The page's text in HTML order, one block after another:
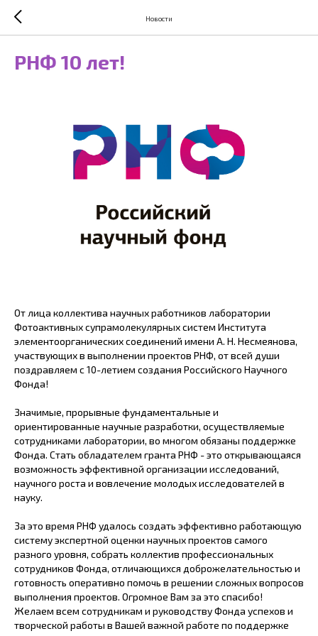
Новости
РНФ 10 лет!
От лица коллектива научных работников лаборатории
Фотоактивных супрамолекулярных систем Института
элементоорганических соединений имени А. Н. Несмеянова,
участвующих в выполнении проектов РНФ, от всей души
поздравляем с 10-летием создания Российского Научного
Фонда!
Значимые, прорывные фундаментальные и
ориентированные научные разработки, осуществляемые
сотрудниками лаборатории, во многом обязаны поддержке
Фонда. Стать обладателем гранта РНФ - это открывающаяся
возможность эффективной организации исследований,
научного роста и вовлечение молодых исследователей в
науку.
За это время РНФ удалось создать эффективно работающую
систему экспертной оценки научных проектов самого
разного уровня, собрать коллектив профессиональных
сотрудников Фонда, отличающихся доброжелательностью и
готовность оперативно помочь в решении сложных вопросов
выполнения проектов. Огромное Вам за это спасибо!
Желаем всем сотрудникам и руководству Фонда успехов и
творческой работы в Вашей важной работе по поддержке